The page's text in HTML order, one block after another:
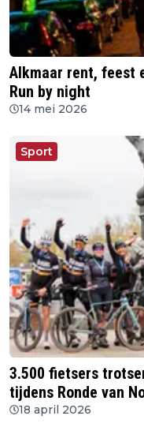
Alkmaar rent, feest
Run by night
14 mei 2026
Sport
3.500 fietsers
tijdens Ronde van
18 april 2026